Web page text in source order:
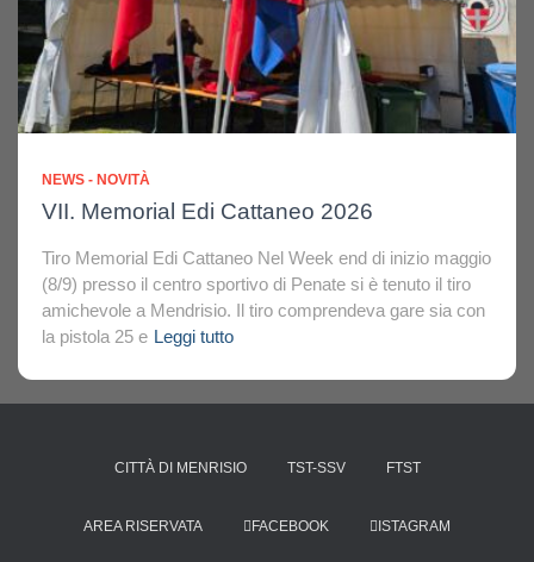
NEWS - NOVITÀ
VII. Memorial Edi Cattaneo 2026
Tiro Memorial Edi Cattaneo Nel Week end di inizio maggio
(8/9) presso il centro sportivo di Penate si è tenuto il tiro
amichevole a Mendrisio. Il tiro comprendeva gare sia con
la pistola 25 e Leggi tutto
CITTÀ DI MENRISIO TST-SSV FTST
AREA RISERVATA FACEBOOK ISTAGRAM